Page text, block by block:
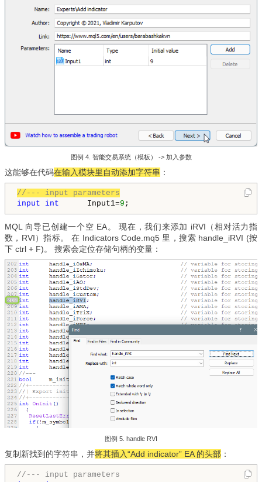
图例 4. 智能交易系统（模板） -> 加入参数
这能够在代码在输入模块里自动添加字符串 ：
//--- input parameters
input
int Input1=9 ;
MQL 向导已创建一个空 EA。 现在，我们来添加 iRVI（相对活力指
数，RVI）指标。 在 Indicators Code.mq5 里，搜索 handle_iRVI (按
下 ctrl + F)。 搜索会定位存储句柄的变量：
图例 5. handle RVI
复制新找到的字符串，并将其插入“Add indicator” EA 的头部 ：
//--- input parameters